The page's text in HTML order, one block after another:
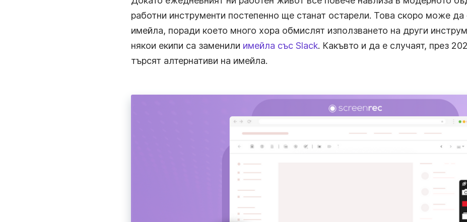
Ускорете дизайн прегледите и подобрете
комуникацията с клиентите.
Електронно Обучение
работни инструменти постепенно ще станат остарели. Това скоро може да
имейла, поради което много хора обмислят използването на други
някои екипи са заменили имейла със Slack. Какъвто и да е случаят, през
търсят алтернативи на имейла.